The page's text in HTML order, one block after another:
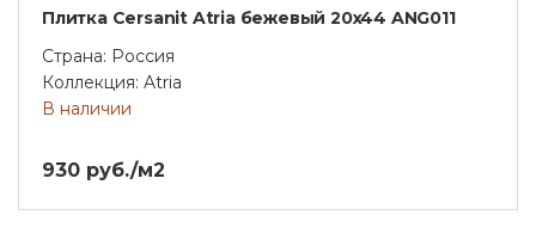
Плитка Cersanit Atria бежевый 20x44 ANG011
Страна: Россия
Коллекция: Atria
В наличии
930 руб./м2